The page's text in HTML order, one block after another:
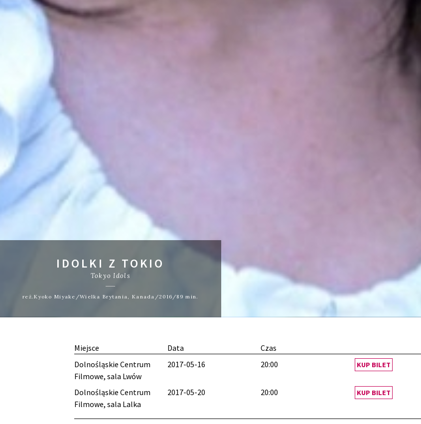
IDOLKI Z TOKIO
Tokyo Idols
reż.Kyoko Miyake/Wielka Brytania, Kanada/2016/89 min.
Miejsce Data
Czas
Dolnośląskie Centrum
Filmowe, sala Lwów
2017-05-16 20:00 KUP BILET
Dolnośląskie Centrum
Filmowe, sala Lalka
2017-05-20 20:00 KUP BILET